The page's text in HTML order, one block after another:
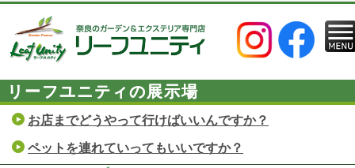
リーフユニティの展示場
お店までどうやって行けばいいんですか？
ペットを連れていってもいいですか？